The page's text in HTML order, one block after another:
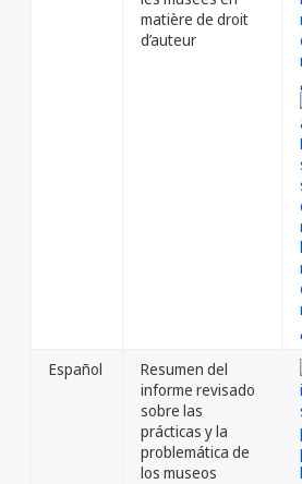
matière de droit
d’auteur
Español
Resumen del
informe revisado
sobre las
prácticas y la
problemática de
los museos